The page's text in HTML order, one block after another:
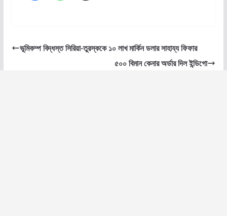
ভূমিকম্প বিদ্ধস্ত সিরিয়া-তুরস্ককে ১০ লাখ মার্কিন ডলার সাহায্য ফিফার
৫০০ বিমান কেনার অর্ডার দিল ইন্ডিগো